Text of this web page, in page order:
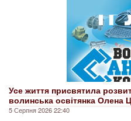
Усе життя присвятила
волинська освітянка Олена
5 Серпня 2026 22:40